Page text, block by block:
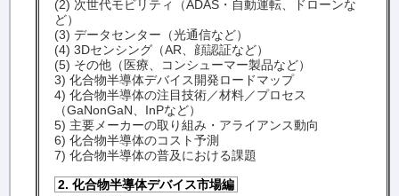
(2) 次世代モビリティ（ADAS・自動運転、ドローンな
ど）
(3) データセンター（光通信など）
(4) 3Dセンシング（AR、顔認証など）
(5) その他（医療、コンシューマー製品など）
3) 化合物半導体デバイス開発ロードマップ
4) 化合物半導体の注目技術／材料／プロセス
（GaNonGaN、InPなど）
5) 主要メーカーの取り組み・アライアンス動向
6) 化合物半導体のコスト予測
7) 化合物半導体の普及における課題
2. 化合物半導体デバイス市場編